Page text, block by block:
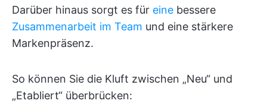
Darüber hinaus sorgt es für eine bessere
Zusammenarbeit im Team und eine stärkere
Markenpräsenz.
So können Sie die Kluft zwischen „Neu“ und
„Etabliert“ überbrücken: